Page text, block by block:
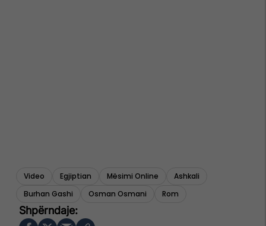
Video Egjiptian Mësimi Online
Ashkali
Burhan Gashi
Osman Osmani Rom